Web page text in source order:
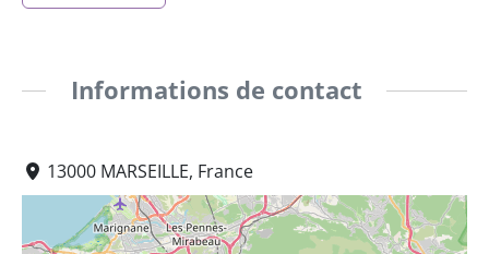
Informations de contact
13000 MARSEILLE, France